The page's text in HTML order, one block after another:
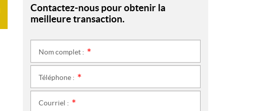
Contactez-nous pour obtenir la
meilleure transaction.
Nom complet :
Téléphone :
Courriel :